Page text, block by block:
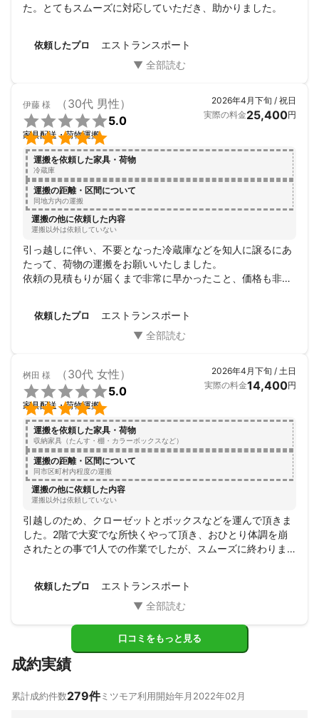
た。とてもスムーズに対応していただき、助かりました。
依頼したプロ エストランスポート
伊藤 様 （30代 男性）


5.0
家具配送・荷物運搬
2026年4月下旬 / 祝日
実際の料金25,400円
運搬を依頼した家具・荷物
冷蔵庫
運搬の距離・区間について
同地方内の運搬
運搬の他に依頼した内容
運搬以外は依頼していない
引っ越しに伴い、不要となった冷蔵庫などを知人に譲るにあ
たって、荷物の運搬をお願いいたしました。
依頼の見積もりが届くまで非常に早かったこと、価格も非常
員2名で運び出していただきました。
大型の冷蔵庫のため、搬出および搬入に苦労されていました
依頼したプロ エストランスポート
桝田 様 （30代 女性）


5.0
家具配送・荷物運搬
2026年4月下旬 / 土日
実際の料金14,400円
運搬を依頼した家具・荷物
収納家具（たんす・棚・カラーボックスなど）
運搬の距離・区間について
同市区町村内程度の運搬
運搬の他に依頼した内容
運搬以外は依頼していない
引越しのため、クローゼットとボックスなどを運んで頂きま
した。2階で大変でな所快くやって頂き、おひとり体調を崩
されたとの事で1人での作業でしたが、スムーズに終わりま
依頼したプロ エストランスポート
口コミをもっと見る
成約実績
累計成約件数279件ミツモア利用開始年月 2022年02月